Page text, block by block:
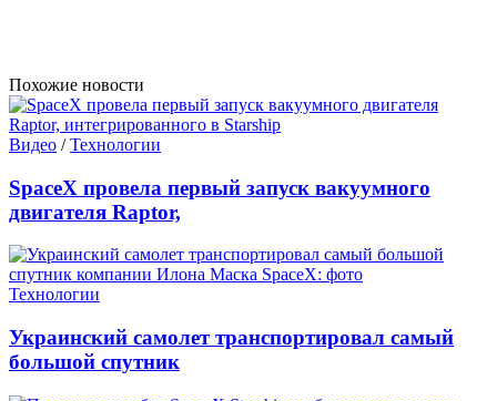
Похожие новости
Видео /Технологии
SpaceX провела первый запуск вакуумного
двигателя Raptor,
Технологии
Украинский самолет транспортировал самый
большой спутник